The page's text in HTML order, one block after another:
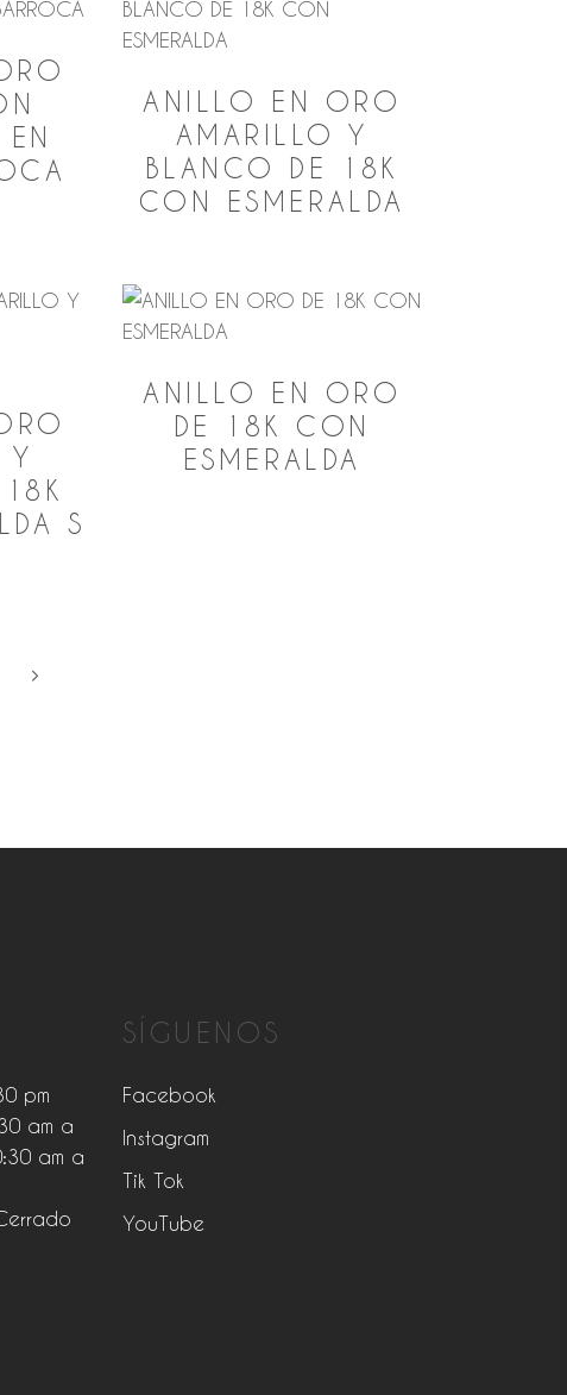
ANILLO EN ORO
AMARILLO Y
BLANCO DE 18K
CON ESMERALDA
Y
S
ANILLO EN ORO
DE 18K CON
ESMERALDA
pm
am a
am a
SÍGUENOS
Facebook
Instagram
Tik Tok
YouTube